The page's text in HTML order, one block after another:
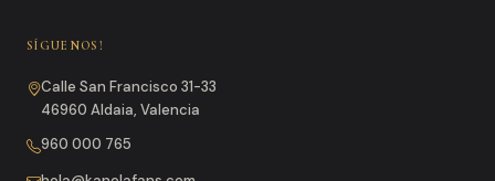
SÍGUENOS!
Calle San Francisco 31-33
46960 Aldaia, Valencia
960 000 765